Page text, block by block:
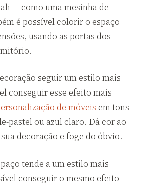
— como uma mesinha de
é possível colorir o espaço
usando as portas dos
seguir um estilo mais
conseguir esse efeito mais
de móveis em tons
pastel ou azul claro. Dá cor ao
decoração e foge do óbvio.
tende a um estilo mais
conseguir o mesmo efeito